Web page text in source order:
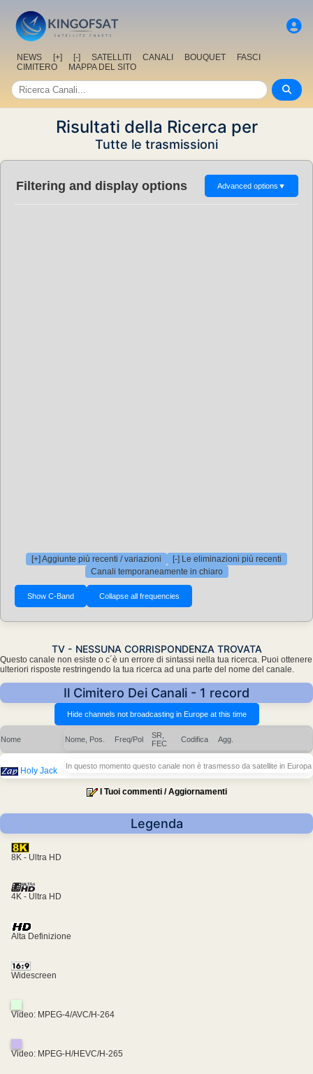
NEWS [+] [-] SATELLITI CANALI BOUQUET
FASCI
CIMITERO
MAPPA DEL SITO
Risultati della Ricerca per
Tutte le trasmissioni
Filtering and display options Advanced options ▼
[+] Aggiunte più recenti / variazioni
[-] Le eliminazioni più recenti
Canali temporaneamente in chiaro
TV - NESSUNA CORRISPONDENZA TROVATA
Questo canale non esiste o c´è un errore di sintassi nella tua ricerca. Puoi ottenere
ulteriori risposte restringendo la tua ricerca ad una parte del nome del canale.
Il Cimitero Dei Canali - 1 record
Nome Nome, Pos. Freq/Pol
SR,
FEC
Codifica Agg.
Holy Jack In questo momento questo canale non è trasmesso da satellite in Europa
I Tuoi commenti / Aggiornamenti
Legenda
8K - Ultra HD
4K - Ultra HD
Alta Definizione
Widescreen
Video: MPEG-4/AVC/H-264
Video: MPEG-H/HEVC/H-265